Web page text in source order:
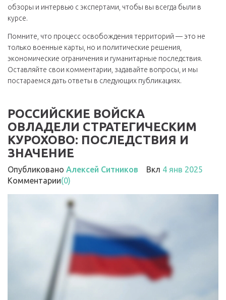
обзоры и интервью с экспертами, чтобы вы всегда были в
курсе.
Помните, что процесс освобождения территорий — это не
только военные карты, но и политические решения,
экономические ограничения и гуманитарные последствия.
Оставляйте свои комментарии, задавайте вопросы, и мы
постараемся дать ответы в следующих публикациях.
РОССИЙСКИЕ ВОЙСКА
ОВЛАДЕЛИ СТРАТЕГИЧЕСКИМ
КУРОХОВО: ПОСЛЕДСТВИЯ И
ЗНАЧЕНИЕ
Опубликовано Алексей Ситников Вкл 4 янв 2025
Комментарии(0)